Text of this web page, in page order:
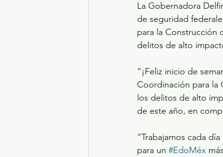
La Gobernadora
de seguridad
para la Construcción
delitos de alto
“¡Feliz inicio de
Coordinación para la
los delitos de alto
de este año, en
“Trabajamos cada
para un #EdoMéx